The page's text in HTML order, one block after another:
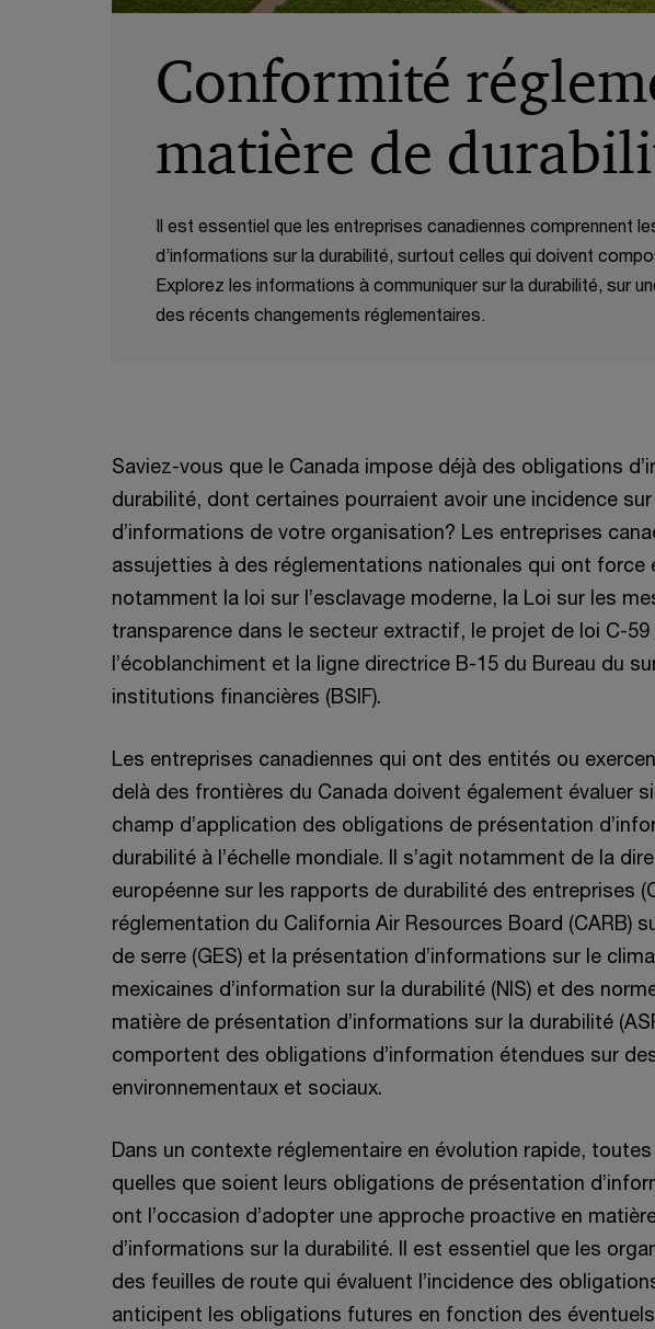
Conformité
matière de
Il est essentiel que les entreprises canadiennes comprennent
d’informations sur la durabilité, surtout celles qui doivent
Explorez les informations à communiquer sur la durabilité, sur
des récents changements réglementaires.
Saviez-vous que le Canada impose déjà des obligations
durabilité, dont certaines pourraient avoir une incidence
d’informations de votre organisation? Les entreprises
assujetties à des réglementations nationales qui ont force
notamment la loi sur l’esclavage moderne, la Loi sur les
transparence dans le secteur extractif, le projet de loi C-
l’écoblanchiment et la ligne directrice B-15 du Bureau du
institutions financières (BSIF).
Les entreprises canadiennes qui ont des entités ou
delà des frontières du Canada doivent également évaluer
champ d’application des obligations de présentation
durabilité à l’échelle mondiale. Il s’agit notamment de la
européenne sur les rapports de durabilité des entreprises
réglementation du California Air Resources Board (CARB)
de serre (GES) et la présentation d’informations sur le
mexicaines d’information sur la durabilité (NIS) et des
matière de présentation d’informations sur la durabilité
comportent des obligations d’information étendues sur
environnementaux et sociaux.
Dans un contexte réglementaire en évolution rapide,
quelles que soient leurs obligations de présentation
ont l’occasion d’adopter une approche proactive en
d’informations sur la durabilité. Il est essentiel que les
des feuilles de route qui évaluent l’incidence des
anticipent les obligations futures en fonction des